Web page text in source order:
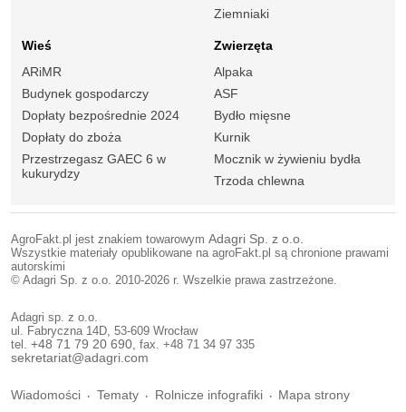
Ziemniaki
Wieś
ARiMR
Budynek gospodarczy
Dopłaty bezpośrednie 2024
Dopłaty do zboża
Przestrzegasz GAEC 6 w
kukurydzy
Zwierzęta
Alpaka
ASF
Bydło mięsne
Kurnik
Mocznik w żywieniu bydła
Trzoda chlewna
AgroFakt.pl jest znakiem towarowym Adagri Sp. z o.o.
Wszystkie materiały opublikowane na agroFakt.pl są chronione prawami
autorskimi
© Adagri Sp. z o.o. 2010-2026 r. Wszelkie prawa zastrzeżone.
Adagri sp. z o.o.
ul. Fabryczna 14D, 53-609 Wrocław
tel. +48 71 79 20 690 , fax. +48 71 34 97 335
sekretariat@adagri.com
Wiadomości Tematy Rolnicze infografiki
Mapa strony